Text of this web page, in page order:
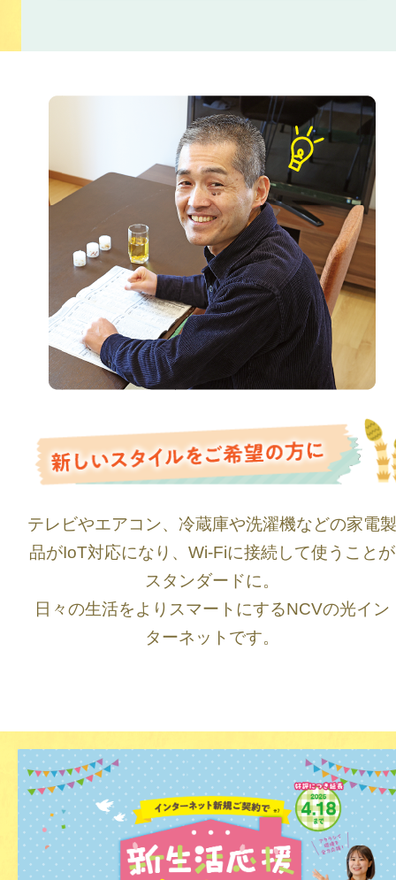
テレビやエアコン、冷蔵庫や洗濯機などの家電製
品がIoT対応になり、Wi-Fiに接続して使うことが
スタンダードに。
日々の生活をよりスマートにするNCVの光イン
ターネットです。